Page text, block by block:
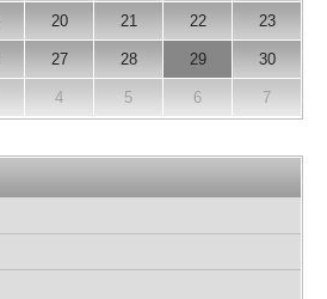
20 21 22 23
27 28 29 30
4 5 6 7